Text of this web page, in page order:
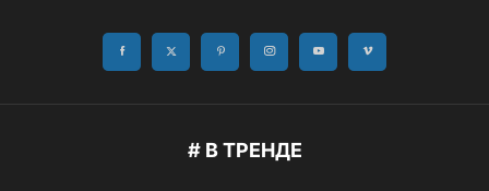
# В ТРЕНДЕ